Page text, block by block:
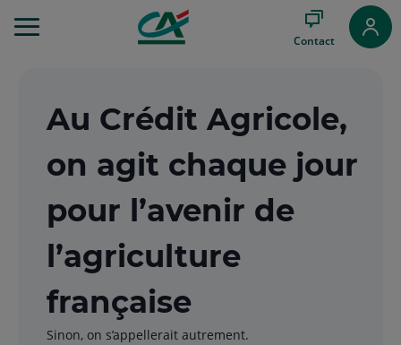
au
au
de
page
Contact
Au Crédit Agricole,
on agit chaque jour
pour l’avenir de
l’agriculture
française
Sinon, on s’appellerait autrement.